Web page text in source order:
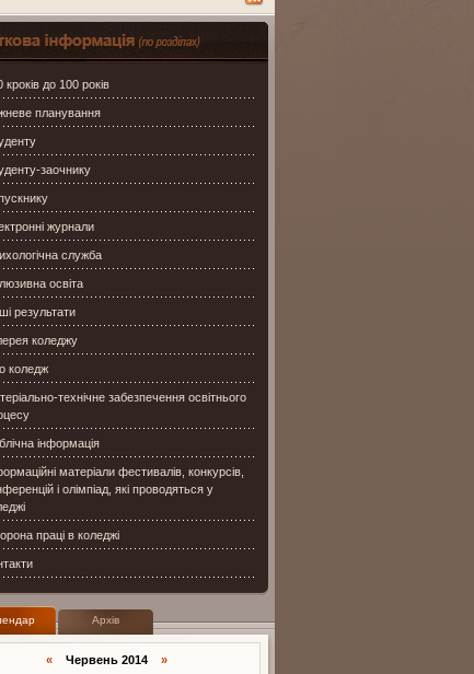
кроків до 100 років
планування
заочнику
журнали
служба
освіта
результати
коледжу
коледж
технічне забезпечення освітнього
інформація
матеріали фестивалів, конкурсів,
і олімпіад, які проводяться у
праці в коледжі
Архів
«Червень 2014 »